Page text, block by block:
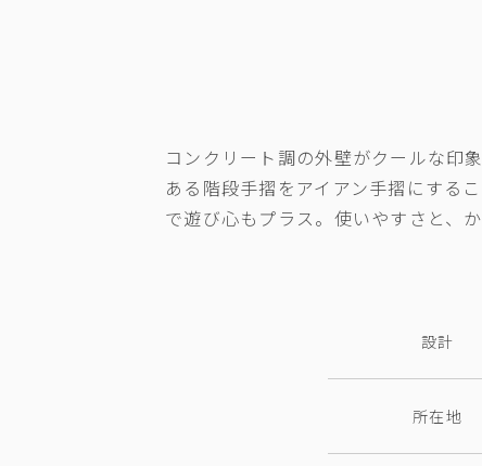
コンクリート調の外壁がクールな印
ある階段手摺をアイアン手摺にする
で遊び心もプラス。使いやすさと、
設計
所在地